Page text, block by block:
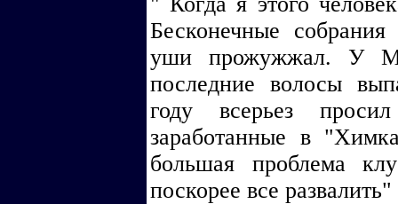
Бесконечные
уши прожужжал. У
последние волосы
году всерьез
заработанные в
большая проблема
поскорее все развалить"